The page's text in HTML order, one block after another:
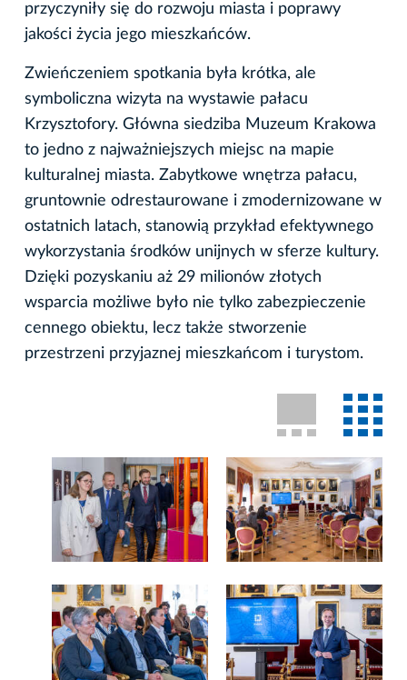
przyczyniły się do rozwoju miasta i poprawy
jakości życia jego mieszkańców.
Zwieńczeniem spotkania była krótka, ale
symboliczna wizyta na wystawie pałacu
Krzysztofory. Główna siedziba Muzeum Krakowa
to jedno z najważniejszych miejsc na mapie
kulturalnej miasta. Zabytkowe wnętrza pałacu,
gruntownie odrestaurowane i zmodernizowane w
ostatnich latach, stanowią przykład efektywnego
wykorzystania środków unijnych w sferze kultury.
Dzięki pozyskaniu aż 29 milionów złotych
wsparcia możliwe było nie tylko zabezpieczenie
cennego obiektu, lecz także stworzenie
przestrzeni przyjaznej mieszkańcom i turystom.